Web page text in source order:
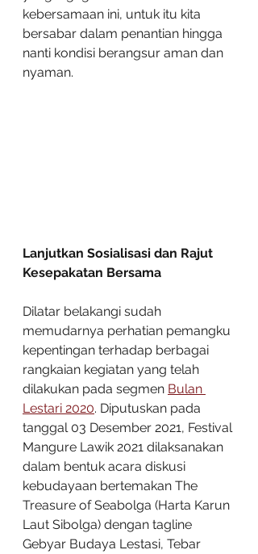
kebersamaan ini, untuk itu kita
bersabar dalam penantian hingga
nanti kondisi berangsur aman dan
nyaman.
Lanjutkan Sosialisasi dan Rajut
Kesepakatan Bersama
Dilatar belakangi sudah
memudarnya perhatian pemangku
kepentingan terhadap berbagai
rangkaian kegiatan yang telah
dilakukan pada segmen Bulan
Lestari 2020. Diputuskan pada
tanggal 03 Desember 2021, Festival
Mangure Lawik 2021 dilaksanakan
dalam bentuk acara diskusi
kebudayaan bertemakan The
Treasure of Seabolga (Harta Karun
Laut Sibolga) dengan tagline
Gebyar Budaya Lestasi, Tebar